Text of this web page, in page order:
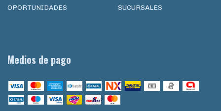
OPORTUNIDADES SUCURSALES
Medios de pago